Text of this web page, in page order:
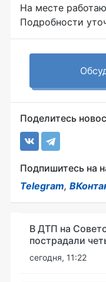
На месте
Подробности
Поделитесь
Подпишитесь на
Telegram,
В ДТП на
пострадали
сегодня, 11:22